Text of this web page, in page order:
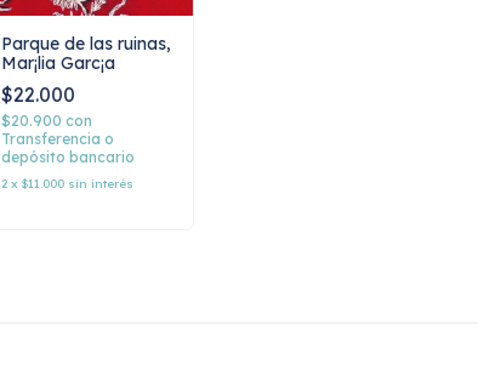
Parque de las ruinas,
Mar¡lia Garc¡a
$22.000
$20.900 con
Transferencia o
depósito bancario
2 x $11.000 sin interés